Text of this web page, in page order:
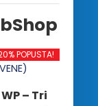
POPUSTA!
– Tri